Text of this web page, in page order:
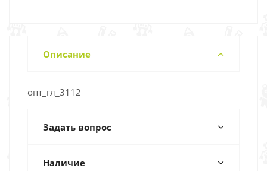
Описание
опт_гл_3112
Задать вопрос
Наличие